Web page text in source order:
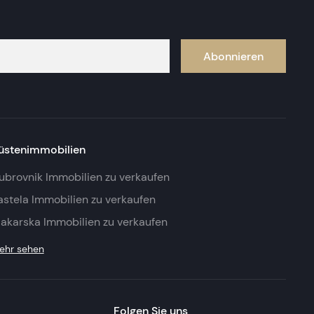
Abonnieren
Immobilien zu verkaufen
Immobilien zu verkaufen
Immobilien zu verkaufen
sehen
Folgen Sie uns